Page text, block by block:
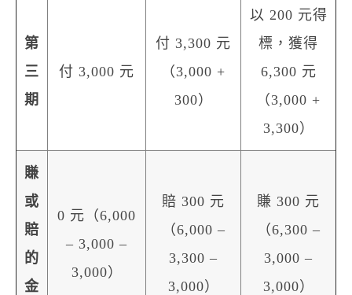
第
三
期
付 3,000 元
付 3,300 元
（3,000 +
300）
以 200 元得
標，獲得
6,300 元
（3,000 +
3,300）
賺
或
賠
的
金
0 元（6,000
– 3,000 –
3,000）
賠 300 元
（6,000 –
3,300 –
3,000）
賺 300 元
（6,300 –
3,000 –
3,000）